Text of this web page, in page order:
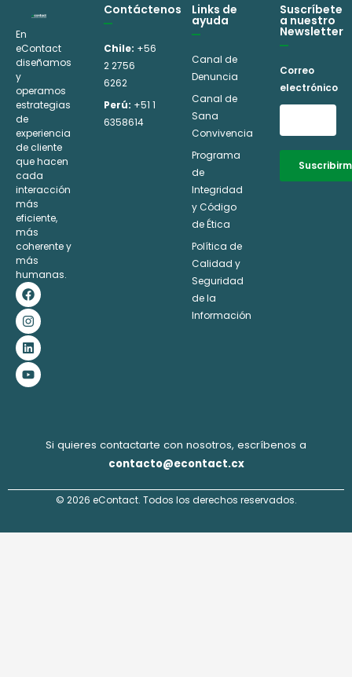
En
eContact
diseñamos
y
operamos
estrategias
de
experiencia
de cliente
que hacen
cada
interacción
más
eficiente,
más
coherente y
más
humanas.
F
a
c
e
b
o
o
k
I
n
s
t
a
g
r
a
m
L
i
n
k
e
d
i
n
Y
o
u
t
u
b
e
Contáctenos
Chile: +56
2 2756
6262
Perú: +51 1
6358614
Links de
ayuda
Canal de
Denuncia
Canal de
Sana
Convivencia
Programa
de
Integridad
y Código
de Ética
Política de
Calidad y
Seguridad
de la
Información
Suscríbete
a nuestro
Newsletter
Correo
electrónico
Si quieres contactarte con nosotros, escríbenos a
contacto@econtact.cx
© 2026 eContact. Todos los derechos reservados.